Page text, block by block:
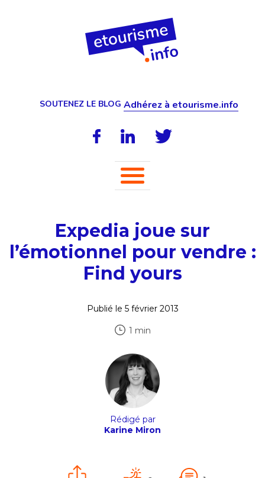
SOUTENEZ LE BLOG Adhérez à etourisme.info
Expedia joue sur
l’émotionnel pour vendre :
Find yours
Publié le 5 février 2013
1 min
Rédigé par
Karine Miron